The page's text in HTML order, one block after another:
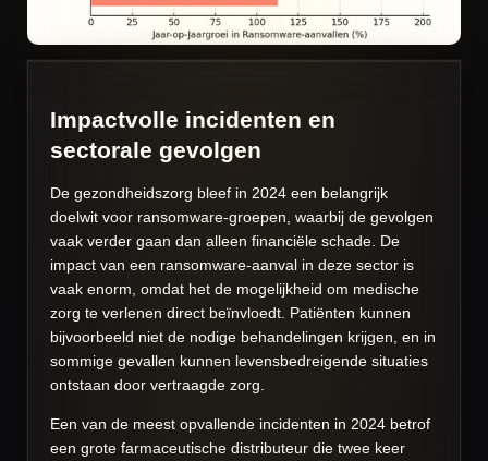
Impactvolle incidenten en
sectorale gevolgen
De gezondheidszorg bleef in 2024 een belangrijk
doelwit voor ransomware-groepen, waarbij de gevolgen
vaak verder gaan dan alleen financiële schade. De
impact van een ransomware-aanval in deze sector is
vaak enorm, omdat het de mogelijkheid om medische
zorg te verlenen direct beïnvloedt. Patiënten kunnen
bijvoorbeeld niet de nodige behandelingen krijgen, en in
sommige gevallen kunnen levensbedreigende situaties
ontstaan door vertraagde zorg.
Een van de meest opvallende incidenten in 2024 betrof
een grote farmaceutische distributeur die twee keer